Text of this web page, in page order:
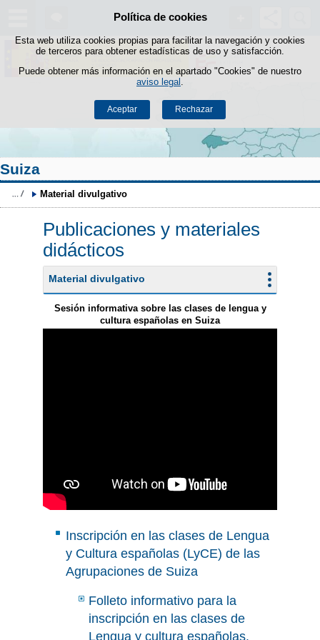
Política de cookies
Esta web utiliza cookies propias para facilitar la navegación y cookies
de terceros para obtener estadísticas de uso y satisfacción.
Puede obtener más información en el apartado "Cookies" de nuestro
aviso legal
Aceptar Rechazar
Saltar al contenido
Suiza
Material divulgativo
Publicaciones y materiales
didácticos
Material divulgativo
Sesión informativa sobre las clases de lengua y
cultura españolas en Suiza
Inscripción en las clases de Lengua
y Cultura españolas (LyCE) de las
Agrupaciones de Suiza
Folleto informativo para la
inscripción en las clases de
Lengua y cultura españolas.